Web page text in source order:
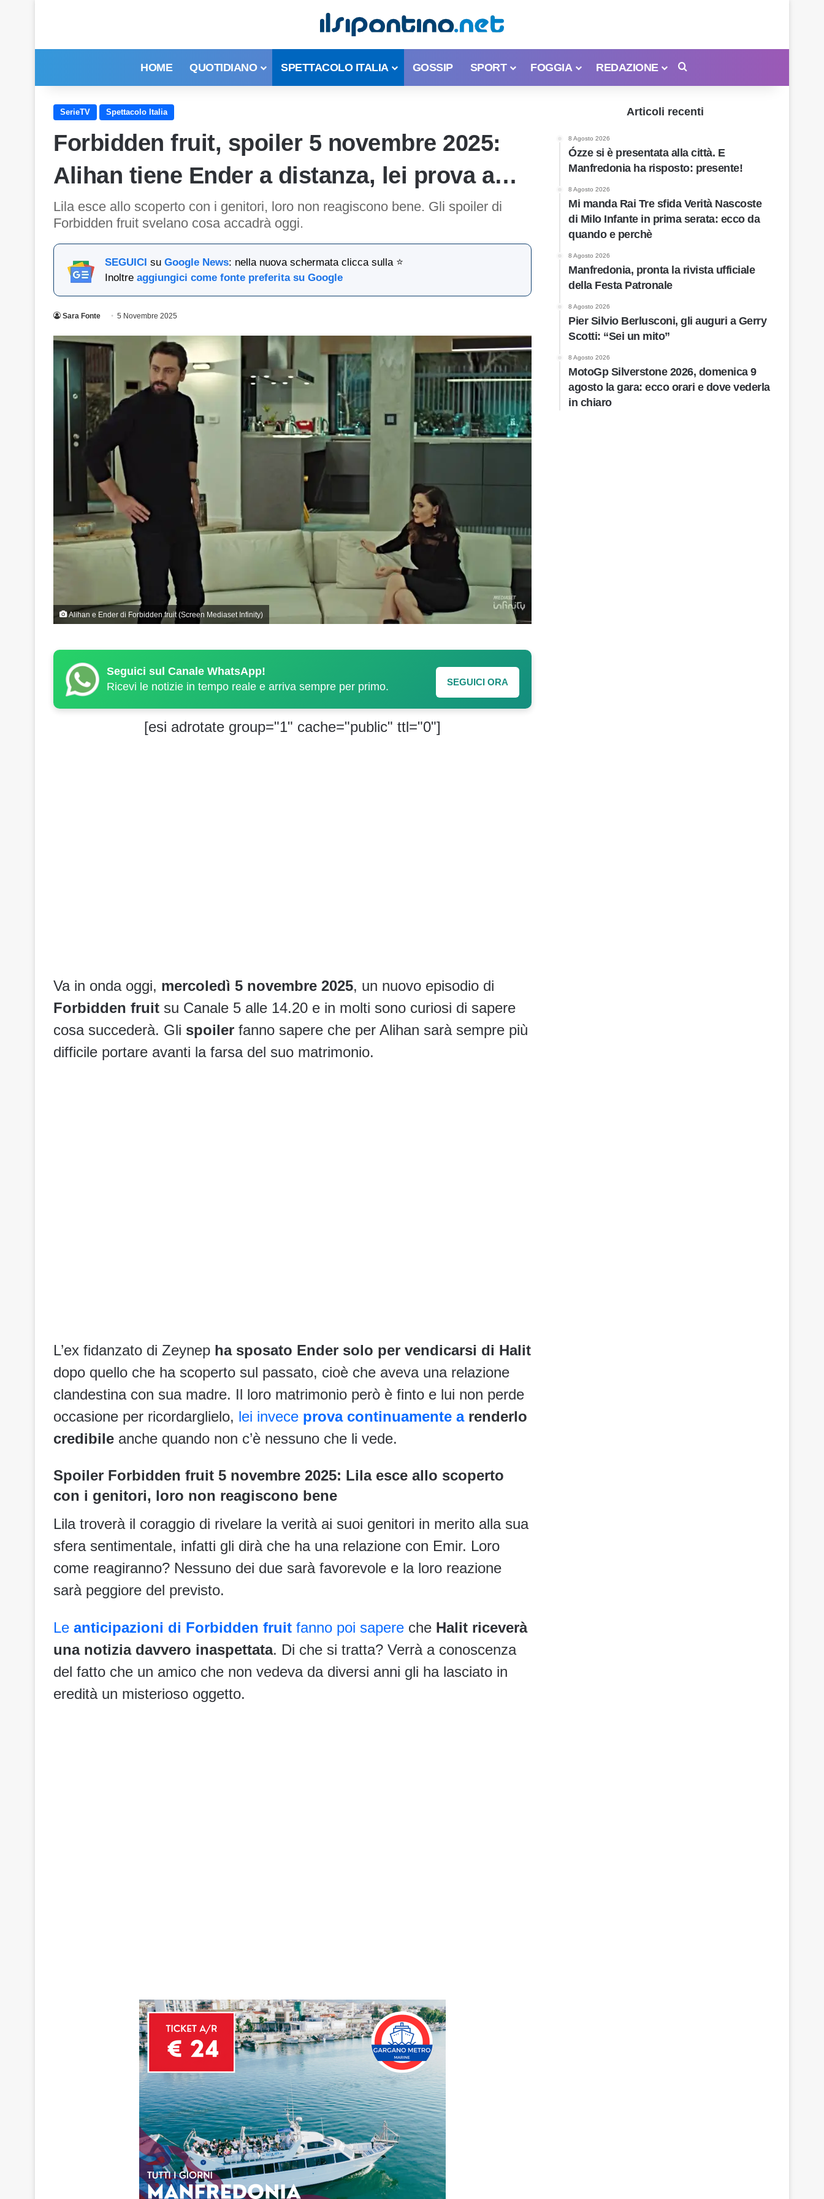
HOME QUOTIDIANO SPETTACOLO ITALIA GOSSIP SPORT FOGGIA REDAZIONE
SerieTV Spettacolo Italia
Forbidden fruit, spoiler 5 novembre 2025:
Alihan tiene Ender a distanza, lei prova a…
Lila esce allo scoperto con i genitori, loro non reagiscono bene. Gli spoiler di
Forbidden fruit svelano cosa accadrà oggi.
SEGUICI su Google News: nella nuova schermata clicca sulla ⭐
Inoltre aggiungici come fonte preferita su Google
Sara Fonte 5 Novembre 2025
Alihan e Ender di Forbidden fruit (Screen Mediaset Infinity)
Seguici sul Canale WhatsApp!
Ricevi le notizie in tempo reale e arriva sempre per primo.
SEGUICI ORA
[esi adrotate group="1" cache="public" ttl="0"]
Va in onda oggi, mercoledì 5 novembre 2025, un nuovo episodio di
Forbidden fruit su Canale 5 alle 14.20 e in molti sono curiosi di sapere
cosa succederà. Gli spoiler fanno sapere che per Alihan sarà sempre più
difficile portare avanti la farsa del suo matrimonio.
L’ex fidanzato di Zeynep ha sposato Ender solo per vendicarsi di Halit
dopo quello che ha scoperto sul passato, cioè che aveva una relazione
clandestina con sua madre. Il loro matrimonio però è finto e lui non perde
occasione per ricordarglielo, lei invece prova continuamente arenderlo
credibile anche quando non c’è nessuno che li vede.
Spoiler Forbidden fruit 5 novembre 2025: Lila esce allo scoperto
con i genitori, loro non reagiscono bene
Lila troverà il coraggio di rivelare la verità ai suoi genitori in merito alla sua
sfera sentimentale, infatti gli dirà che ha una relazione con Emir. Loro
come reagiranno? Nessuno dei due sarà favorevole e la loro reazione
sarà peggiore del previsto.
Le anticipazioni di Forbidden fruit fanno poi sapere che Halit riceverà
una notizia davvero inaspettata. Di che si tratta? Verrà a conoscenza
del fatto che un amico che non vedeva da diversi anni gli ha lasciato in
eredità un misterioso oggetto.
Articoli recenti
8 Agosto 2026
Ózze si è presentata alla città. E
Manfredonia ha risposto: presente!
8 Agosto 2026
Mi manda Rai Tre sfida Verità Nascoste
di Milo Infante in prima serata: ecco da
quando e perchè
8 Agosto 2026
Manfredonia, pronta la rivista ufficiale
della Festa Patronale
8 Agosto 2026
Pier Silvio Berlusconi, gli auguri a Gerry
Scotti: “Sei un mito”
8 Agosto 2026
MotoGp Silverstone 2026, domenica 9
agosto la gara: ecco orari e dove vederla
in chiaro